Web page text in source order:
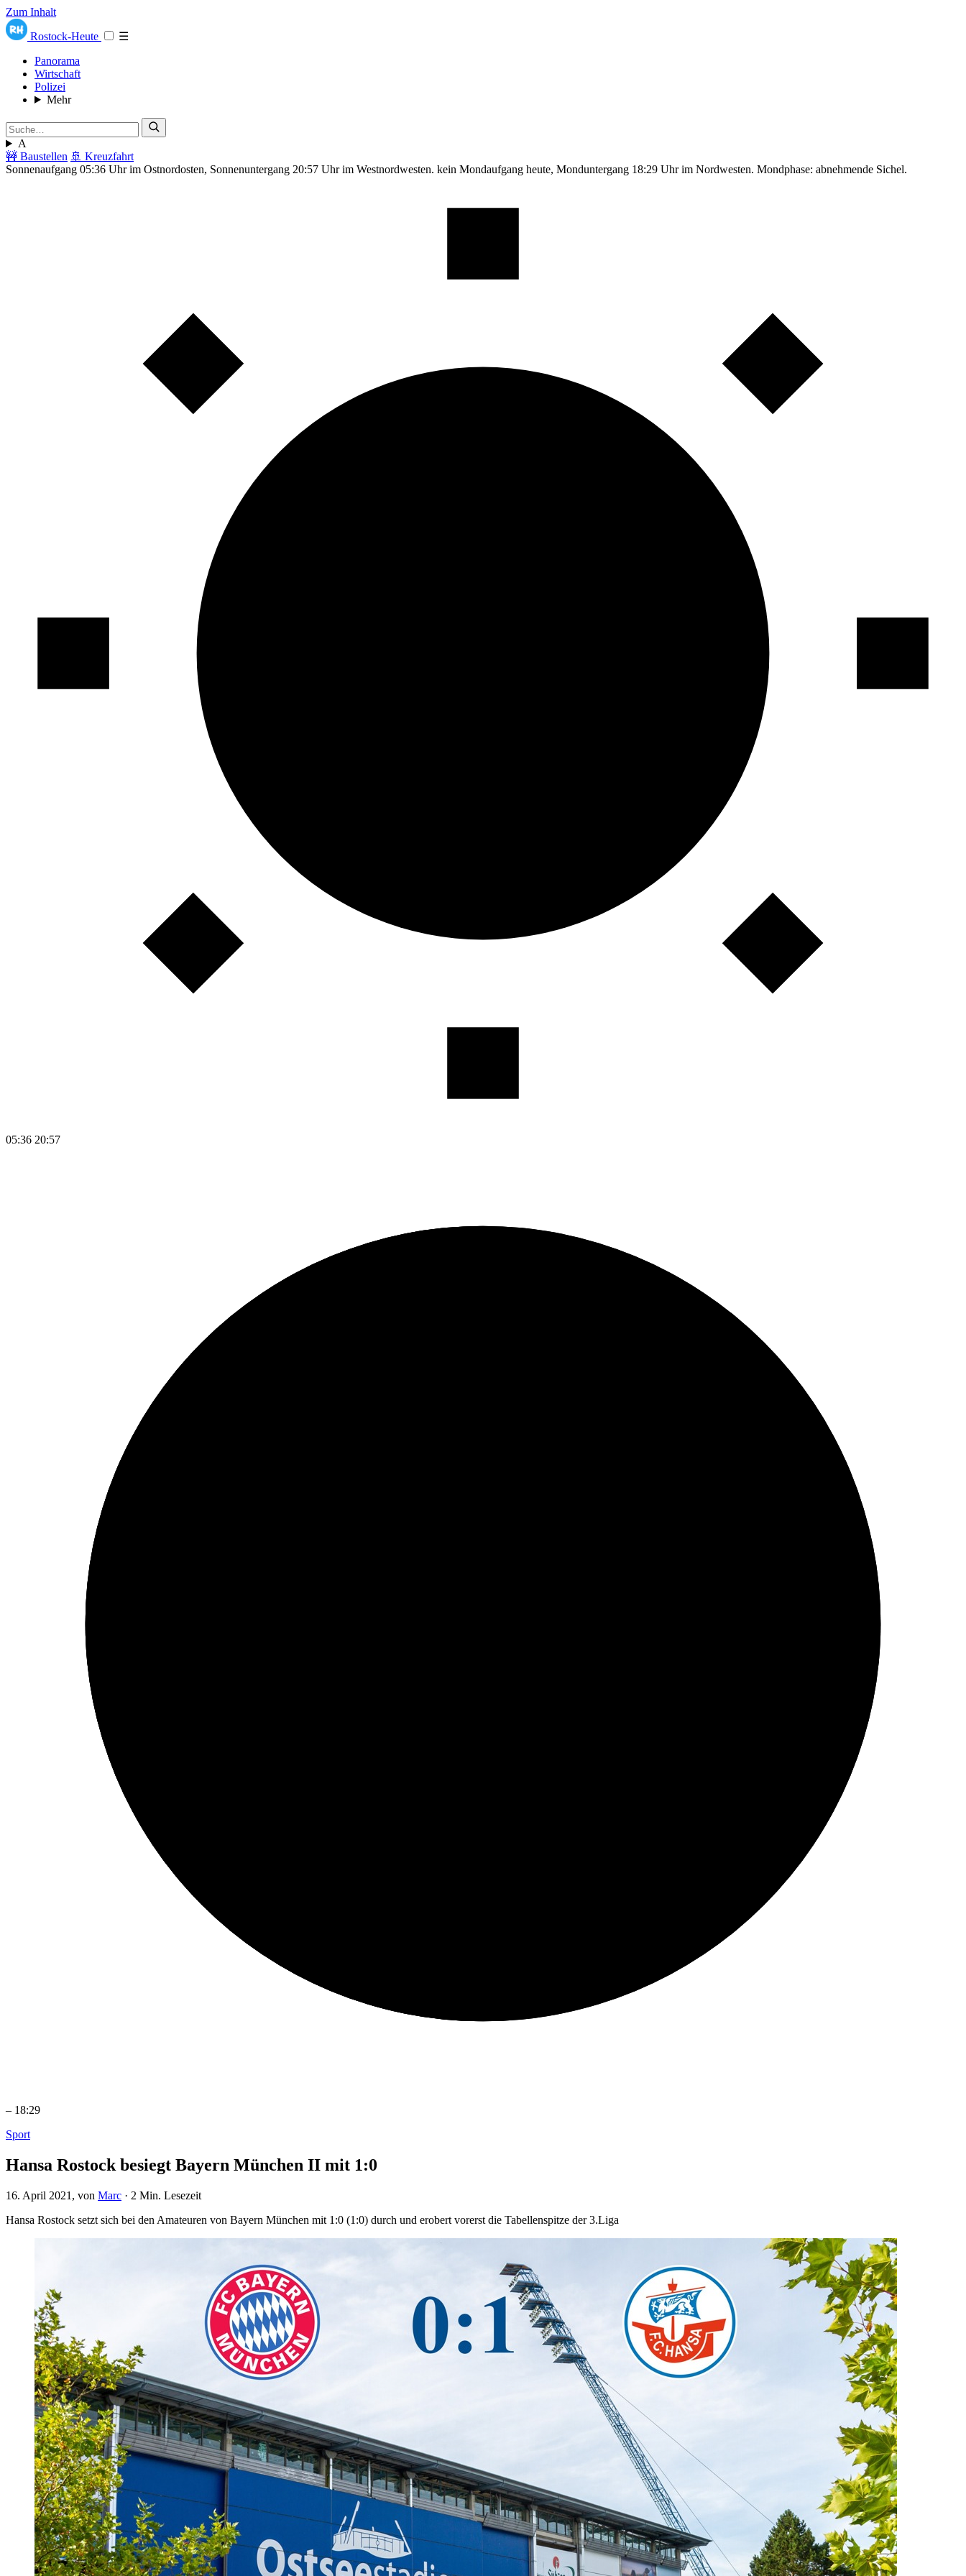
Zum Inhalt
Rostock-Heute
☰
Panorama
Wirtschaft
Polizei
Mehr
A
🚧 Baustellen 🚢 Kreuzfahrt
Sonnenaufgang 05:36 Uhr im Ostnordosten, Sonnenuntergang 20:57 Uhr im Westnordwesten. kein Mondaufgang heute, Monduntergang 18:29 Uhr im Nordwesten. Mondphase: abnehmende Sichel.
05:36 20:57
– 18:29
Sport
Hansa Rostock besiegt Bayern München II mit 1:0
16. April 2021 , von Marc · 2 Min. Lesezeit
Hansa Rostock setzt sich bei den Amateuren von Bayern München mit 1:0 (1:0) durch und erobert vorerst die Tabellenspitze der 3.Liga